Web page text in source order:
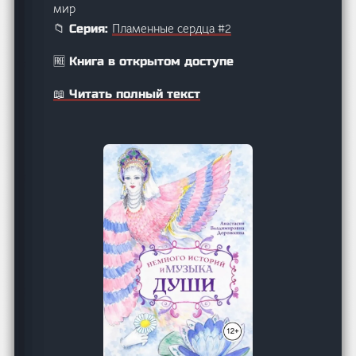
мир
📁 Серия: Пламенные сердца #2
🆓 Книга в открытом доступе
📖 Читать полный текст